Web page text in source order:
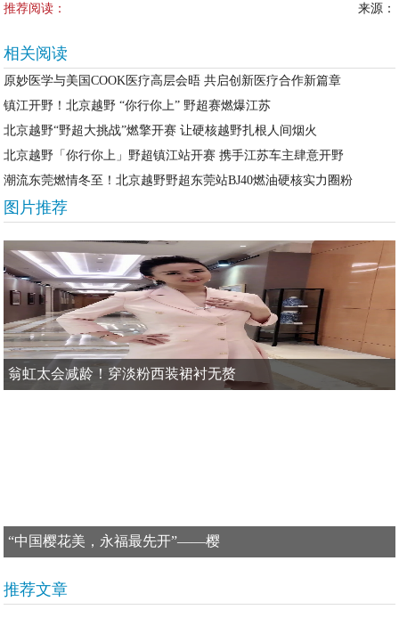
推荐阅读： 来源：
相关阅读
原妙医学与美国COOK医疗高层会晤 共启创新医疗合作新篇章
镇江开野！北京越野 “你行你上” 野超赛燃爆江苏
北京越野“野超大挑战”燃擎开赛 让硬核越野扎根人间烟火
北京越野「你行你上」野超镇江站开赛 携手江苏车主肆意开野
潮流东莞燃情冬至！北京越野野超东莞站BJ40燃油硬核实力圈粉
图片推荐
翁虹太会减龄！穿淡粉西装裙衬无赘
“中国樱花美，永福最先开”——樱
推荐文章